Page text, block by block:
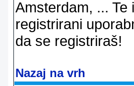
Amsterdam, ...
registrirani
da se registriraš!
Nazaj na vrh